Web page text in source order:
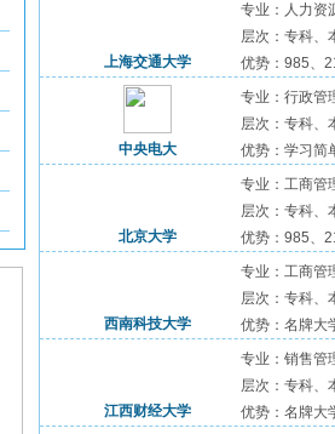
专业：人力资
层次：专科、
优势：985、
上海交通大学
专业：行政管
层次：专科、
优势：学习简
中央电大
专业：工商管
层次：专科、
优势：985、
北京大学
专业：工商管
层次：专科、
优势：名牌大
西南科技大学
专业：销售管
层次：专科、
优势：名牌大
江西财经大学